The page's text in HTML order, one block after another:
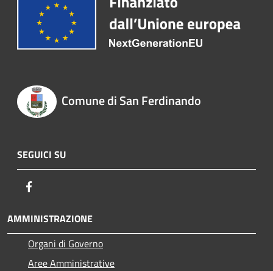
Comune di San Ferdinando
SEGUICI SU
AMMINISTRAZIONE
Organi di Governo
Aree Amministrative